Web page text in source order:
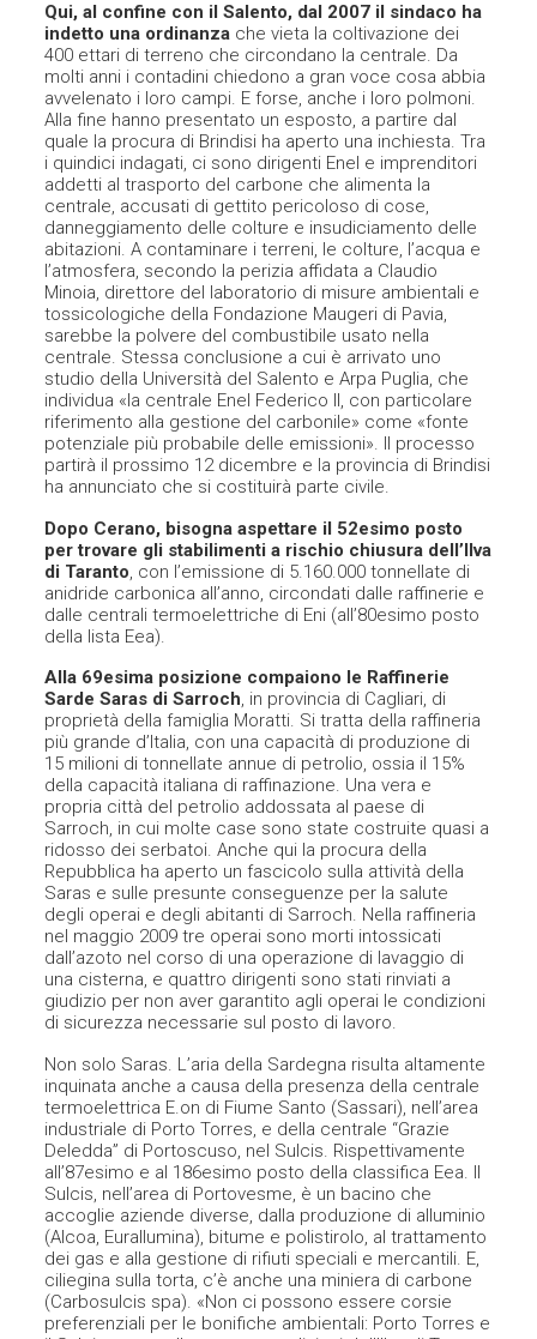
Qui, al confine con il Salento, dal 2007 il sindaco ha
indetto una ordinanza che vieta la coltivazione dei
400 ettari di terreno che circondano la centrale. Da
molti anni i contadini chiedono a gran voce cosa abbia
avvelenato i loro campi. E forse, anche i loro polmoni.
Alla fine hanno presentato un esposto, a partire dal
quale la procura di Brindisi ha aperto una inchiesta. Tra
i quindici indagati, ci sono dirigenti Enel e imprenditori
addetti al trasporto del carbone che alimenta la
centrale, accusati di gettito pericoloso di cose,
danneggiamento delle colture e insudiciamento delle
abitazioni. A contaminare i terreni, le colture, l’acqua e
l’atmosfera, secondo la perizia affidata a Claudio
Minoia, direttore del laboratorio di misure ambientali e
tossicologiche della Fondazione Maugeri di Pavia,
sarebbe la polvere del combustibile usato nella
centrale. Stessa conclusione a cui è arrivato uno
studio della Università del Salento e Arpa Puglia, che
individua «la centrale Enel Federico II, con particolare
riferimento alla gestione del carbonile» come «fonte
potenziale più probabile delle emissioni». Il processo
partirà il prossimo 12 dicembre e la provincia di Brindisi
ha annunciato che si costituirà parte civile.
Dopo Cerano, bisogna aspettare il 52esimo posto
per trovare gli stabilimenti a rischio chiusura dell’Ilva
di Taranto, con l’emissione di 5.160.000 tonnellate di
anidride carbonica all’anno, circondati dalle raffinerie e
dalle centrali termoelettriche di Eni (all’80esimo posto
della lista Eea).
Alla 69esima posizione compaiono le Raffinerie
Sarde Saras di Sarroch, in provincia di Cagliari, di
proprietà della famiglia Moratti. Si tratta della raffineria
più grande d’Italia, con una capacità di produzione di
15 milioni di tonnellate annue di petrolio, ossia il 15%
della capacità italiana di raffinazione. Una vera e
propria città del petrolio addossata al paese di
Sarroch, in cui molte case sono state costruite quasi a
ridosso dei serbatoi. Anche qui la procura della
Repubblica ha aperto un fascicolo sulla attività della
Saras e sulle presunte conseguenze per la salute
degli operai e degli abitanti di Sarroch. Nella raffineria
nel maggio 2009 tre operai sono morti intossicati
dall’azoto nel corso di una operazione di lavaggio di
una cisterna, e quattro dirigenti sono stati rinviati a
giudizio per non aver garantito agli operai le condizioni
di sicurezza necessarie sul posto di lavoro.
Non solo Saras. L’aria della Sardegna risulta altamente
inquinata anche a causa della presenza della centrale
termoelettrica E.on di Fiume Santo (Sassari), nell’area
industriale di Porto Torres, e della centrale “Grazie
Deledda” di Portoscuso, nel Sulcis. Rispettivamente
all’87esimo e al 186esimo posto della classifica Eea. Il
Sulcis, nell’area di Portovesme, è un bacino che
accoglie aziende diverse, dalla produzione di alluminio
(Alcoa, Eurallumina), bitume e polistirolo, al trattamento
dei gas e alla gestione di rifiuti speciali e mercantili. E,
ciliegina sulla torta, c’è anche una miniera di carbone
(Carbosulcis spa). «Non ci possono essere corsie
preferenziali per le bonifiche ambientali: Porto Torres e